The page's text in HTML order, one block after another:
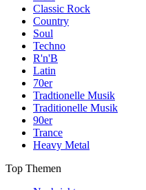
Classic Rock
Country
Soul
Techno
R'n'B
Latin
70er
Tradtionelle Musik
Traditionelle Musik
90er
Trance
Heavy Metal
Top Themen